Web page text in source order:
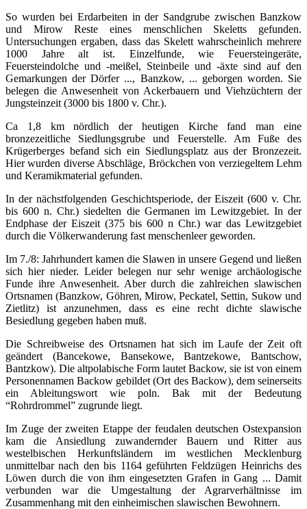
So wurden bei Erdarbeiten in der Sandgrube zwischen Banzkow
und Mirow Reste eines menschlichen Skeletts gefunden.
Untersuchungen ergaben, dass das Skelett wahrscheinlich mehrere
1000 Jahre alt ist. Einzelfunde, wie Feuersteingeräte,
Feuersteindolche und -meißel, Steinbeile und -äxte sind auf den
Gemarkungen der Dörfer ..., Banzkow, ... geborgen worden. Sie
belegen die Anwesenheit von Ackerbauern und Viehzüchtern der
Jungsteinzeit (3000 bis 1800 v. Chr.).
Ca 1,8 km nördlich der heutigen Kirche fand man eine
bronzezeitliche Siedlungsgrube und Feuerstelle. Am Fuße des
Krügerberges befand sich ein Siedlungsplatz aus der Bronzezeit.
Hier wurden diverse Abschläge, Bröckchen von verziegeltem Lehm
und Keramikmaterial gefunden.
In der nächstfolgenden Geschichtsperiode, der Eiszeit (600 v. Chr.
bis 600 n. Chr.) siedelten die Germanen im Lewitzgebiet. In der
Endphase der Eiszeit (375 bis 600 n Chr.) war das Lewitzgebiet
durch die Völkerwanderung fast menschenleer geworden.
Im 7./8: Jahrhundert kamen die Slawen in unsere Gegend und ließen
sich hier nieder. Leider belegen nur sehr wenige archäologische
Funde ihre Anwesenheit. Aber durch die zahlreichen slawischen
Ortsnamen (Banzkow, Göhren, Mirow, Peckatel, Settin, Sukow und
Zietlitz) ist anzunehmen, dass es eine recht dichte slawische
Besiedlung gegeben haben muß.
Die Schreibweise des Ortsnamen hat sich im Laufe der Zeit oft
geändert (Bancekowe, Bansekowe, Bantzekowe, Bantschow,
Bantzkow). Die altpolabische Form lautet Backow, sie ist von einem
Personennamen Backow gebildet (Ort des Backow), dem seinerseits
ein Ableitungswort wie poln. Bak mit der Bedeutung
“Rohrdrommel” zugrunde liegt.
Im Zuge der zweiten Etappe der feudalen deutschen Ostexpansion
kam die Ansiedlung zuwandernder Bauern und Ritter aus
westelbischen Herkunftsländern im westlichen Mecklenburg
unmittelbar nach den bis 1164 geführten Feldzügen Heinrichs des
Löwen durch die von ihm eingesetzten Grafen in Gang ... Damit
verbunden war die Umgestaltung der Agrarverhältnisse im
Zusammenhang mit den einheimischen slawischen Bewohnern.